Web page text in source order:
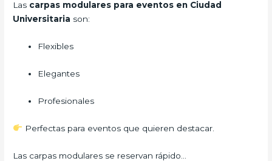
Las carpas modulares para eventos en Ciudad
Universitaria son:
Flexibles
Elegantes
Profesionales
Perfectas para eventos que quieren destacar.
Las carpas modulares se reservan rápido…